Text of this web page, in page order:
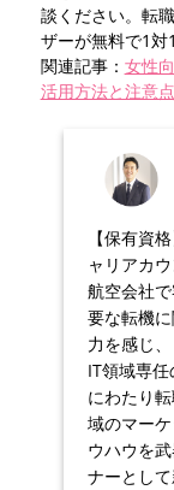
談ください。転
ザーが無料で1対
関連記事： 女性
活用方法と注意
【保有資
ャリアカ
航空会社
要な転機
力を感じ
IT領域専
にわたり
域のマー
ウハウを
ナーとし